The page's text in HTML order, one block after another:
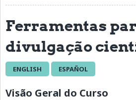
Home
eLearning Courses
PgDip in GHR
Professional Development
Ferramentas
divulgação
ENGLISH ESPAÑOL
Visão Geral do Curso